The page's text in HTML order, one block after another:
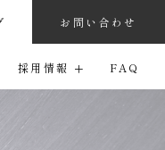
お問い合わせ
採用情報 FAQ